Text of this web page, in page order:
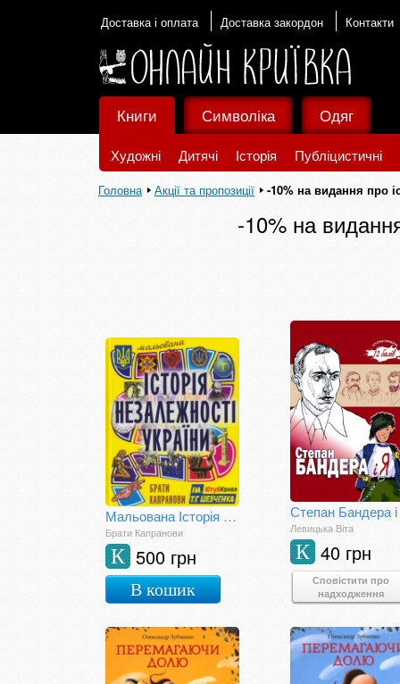
Доставка і оплата Доставка закордон Контакти
Книги
Художні Дитячі Історія Публіцистичні
Символіка Одяг
Головна Акції та пропозиції -10% на видання про
-10% на
Мальована Історія Незалежності України
Брати Капранови
500 грн
К
В кошик
Степан Бандера
Левицька Віта
40 грн
К
Сповістити про
надходження